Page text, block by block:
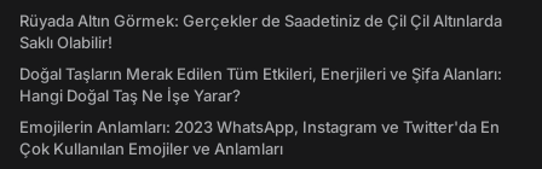
Rüyada Altın Görmek: Gerçekler de Saadetiniz de Çil Çil Altınlarda
Saklı Olabilir!
Doğal Taşların Merak Edilen Tüm Etkileri, Enerjileri ve Şifa Alanları:
Hangi Doğal Taş Ne İşe Yarar?
Emojilerin Anlamları: 2023 WhatsApp, Instagram ve Twitter'da En
Çok Kullanılan Emojiler ve Anlamları